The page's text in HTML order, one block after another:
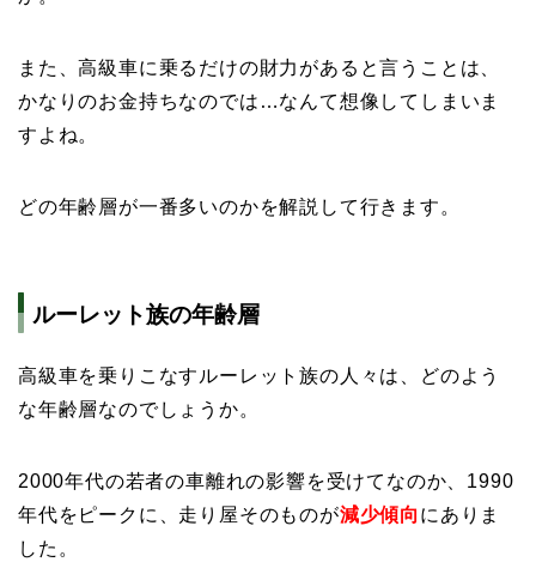
また、高級車に乗るだけの財力があると言うことは、
かなりのお金持ちなのでは…なんて想像してしまいま
すよね。
どの年齢層が一番多いのかを解説して行きます。
ルーレット族の年齢層
高級車を乗りこなすルーレット族の人々は、どのよう
な年齢層なのでしょうか。
2000年代の若者の車離れの影響を受けてなのか、1990
年代をピークに、走り屋そのものが減少傾向 にありま
した。